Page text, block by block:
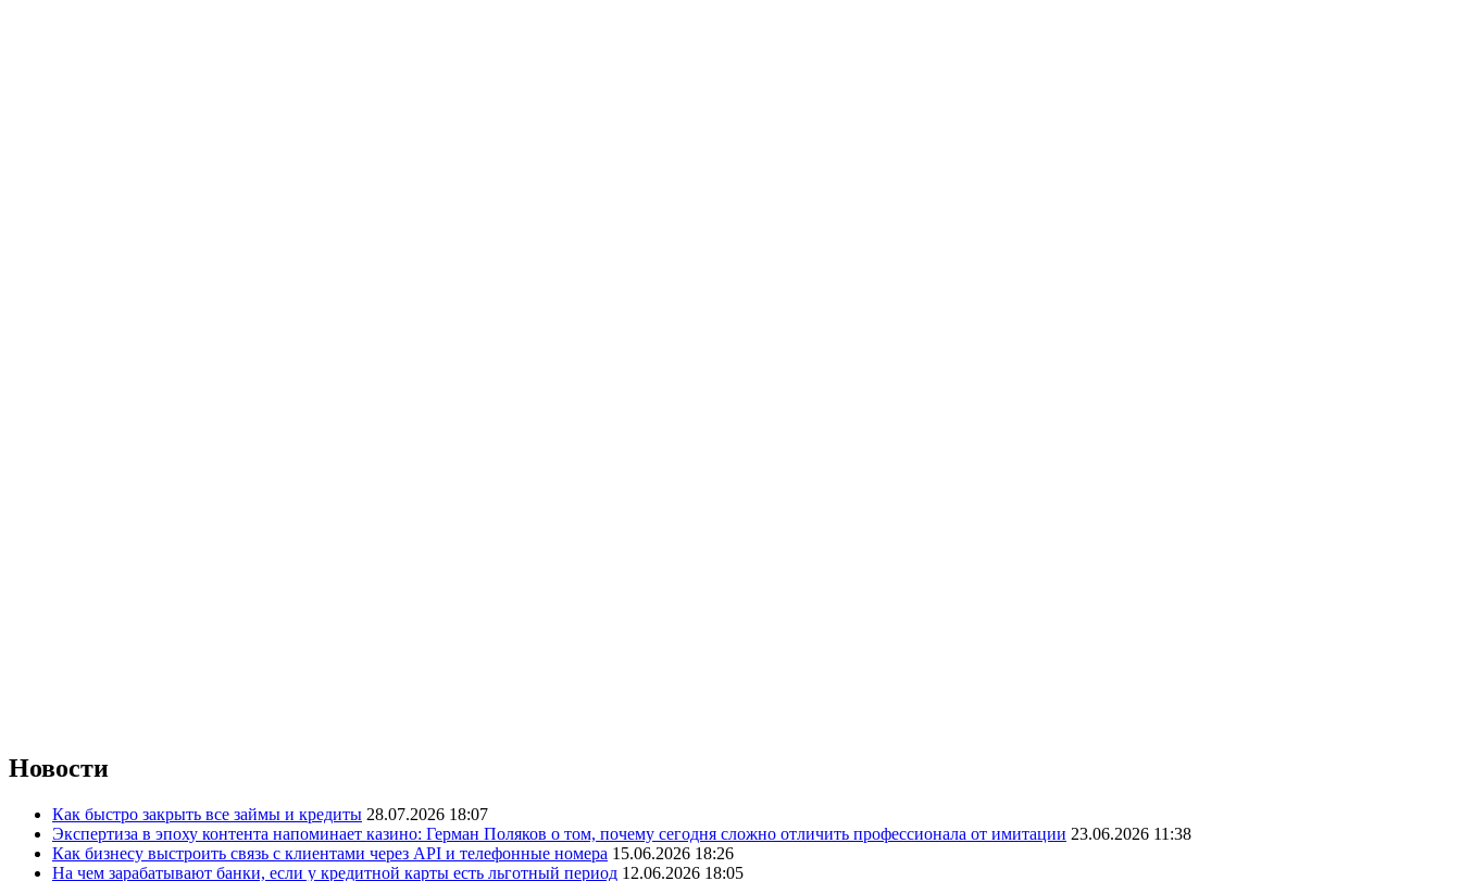
Новости
Как быстро закрыть все займы и кредиты 28.07.2026 18:07
Экспертиза в эпоху контента напоминает казино: Герман Поляков о том, почему сегодня сложно отличить профессионала от имитации 23.06.2026 11:38
Как бизнесу выстроить связь с клиентами через API и телефонные номера 15.06.2026 18:26
На чем зарабатывают банки, если у кредитной карты есть льготный период 12.06.2026 18:05